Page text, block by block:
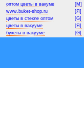
оптом цветы в вакуме
[M]
www.buket-shop.ru
[Я]
цветы в стекле оптом
[G]
цветы в вакууме
[Я]
букеты в вакууме
[G]